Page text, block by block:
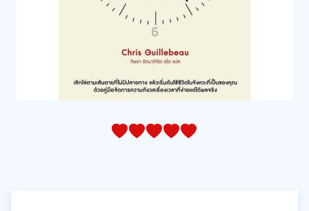
45
4
35
3
25
2
15
1
05